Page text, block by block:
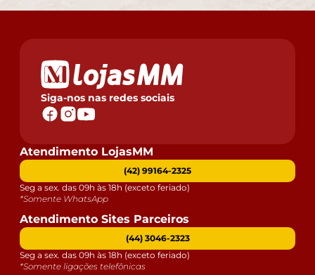
Siga-nos nas redes sociais
Atendimento LojasMM
(42) 99164-2325
Seg a sex. das 09h às 18h (exceto feriado)
*Somente WhatsApp
Atendimento Sites Parceiros
(44) 3046-2323
Seg a sex. das 09h às 18h (exceto feriado)
*Somente ligações telefônicas